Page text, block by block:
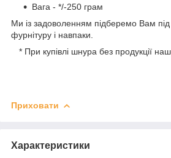
Вага - */-250 грам
Ми із задоволенням підберемо Вам
фурнітуру і навпаки.
* При купівлі шнура без продукції
Приховати
Характеристики